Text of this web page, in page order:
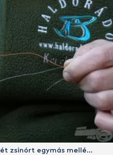
zsinórt egymás mellé…